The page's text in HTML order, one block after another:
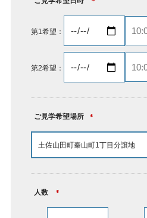
第1希望：
第2希望：
ご見学希望場所 ＊
人数 ＊